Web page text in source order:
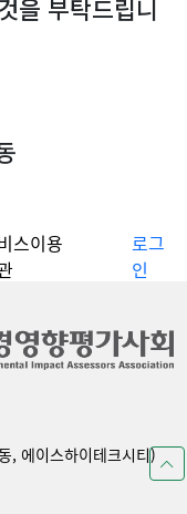
을 부탁드립니
스이용
로그
인
, 에이스하이테크시티)